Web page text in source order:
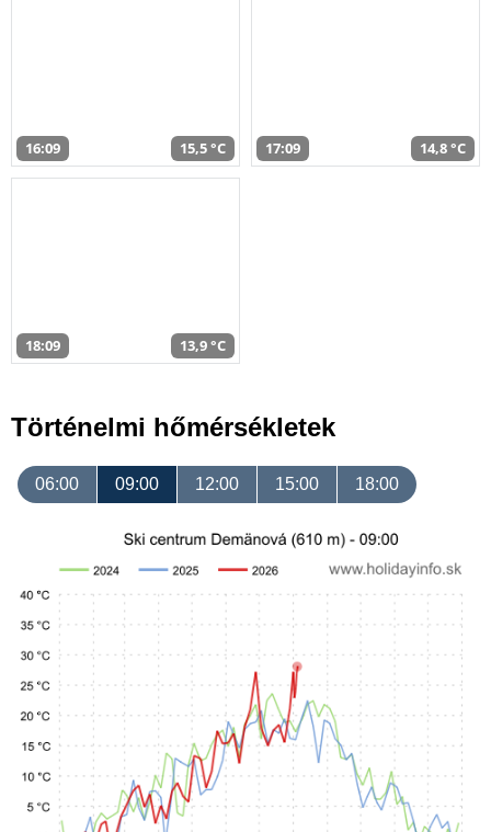
16:09 15,5 °C 17:09 14,8 °C
18:09 13,9 °C
Történelmi hőmérsékletek
06:00 09:00 12:00 15:00 18:00